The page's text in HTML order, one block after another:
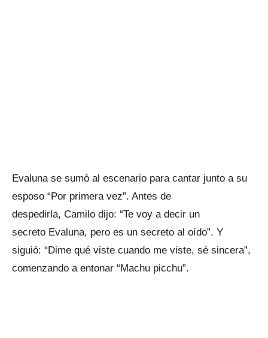
Evaluna se sumó al escenario para cantar junto a su
esposo “Por primera vez”. Antes de
despedirla, Camilo dijo: “Te voy a decir un
secreto Evaluna, pero es un secreto al oído”. Y
siguió: “Dime qué viste cuando me viste, sé sincera”,
comenzando a entonar “Machu picchu”.